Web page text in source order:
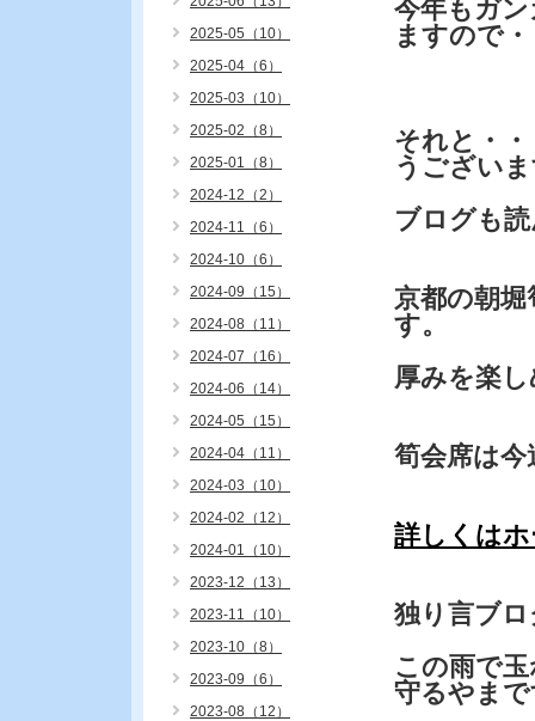
今年もガ
ますので
それと・
うござい
ブログも
京都の朝
す。
厚みを楽
筍会席は
詳しくは
独り言ブロ
この雨で
守るやま
2025-05（10）
2025-04（6）
2025-03（10）
2025-02（8）
2025-01（8）
2024-12（2）
2024-11（6）
2024-10（6）
2024-09（15）
2024-08（11）
2024-07（16）
2024-06（14）
2024-05（15）
2024-04（11）
2024-03（10）
2024-02（12）
2024-01（10）
2023-12（13）
2023-11（10）
2023-10（8）
2023-09（6）
2023-08（12）